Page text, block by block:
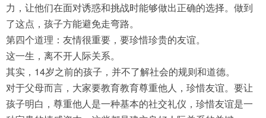
力，让他们在面对诱惑和挑战时能够做出正确的选择。做到
了这点，孩子方能避免走弯路。
第四个道理：友情很重要，要珍惜珍贵的友谊。
这一生，离不开人际关系。
其实，14岁之前的孩子，并不了解社会的规则和道德。
对于父母而言，大家要教育教育尊重他人，珍惜友谊。要让
孩子明白，尊重他人是一种基本的社交礼仪，珍惜友谊是一